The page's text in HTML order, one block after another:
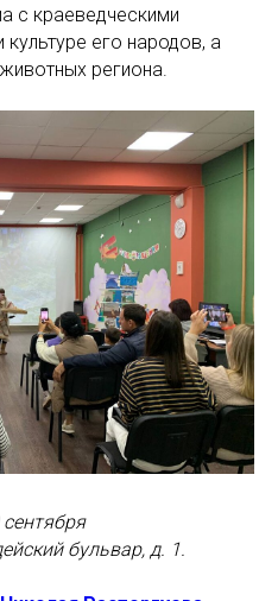
с краеведческими
его народов, а
региона.
бульвар, д. 1.